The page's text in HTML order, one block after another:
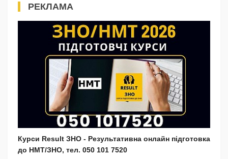
РЕКЛАМА
Курси Result ЗНО - Результативна онлайн підготовка
до НМТ/ЗНО, тел. 050 101 7520